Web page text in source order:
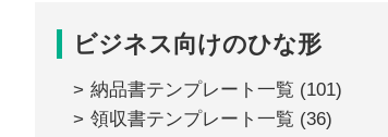
ビジネス向けのひな形
納品書テンプレート一覧 (101)
領収書テンプレート一覧 (36)